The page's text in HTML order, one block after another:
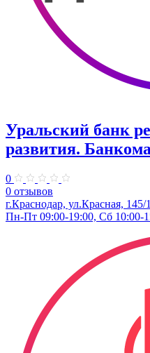
Уральский банк
развития.
0
0 отзывов
г.Краснодар, ул.Красная, 145/1
Пн-Пт 09:00-19:00, Сб 10:00-